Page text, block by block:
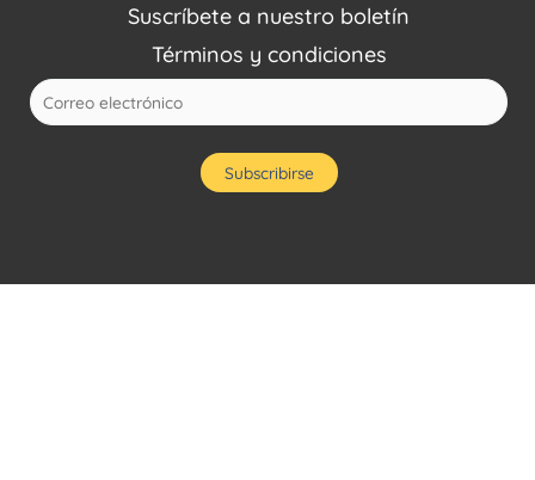
Suscríbete a nuestro boletín
Términos y condiciones